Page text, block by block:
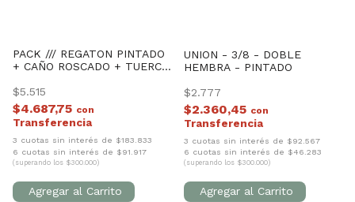
PACK /// REGATON PINTADO
+ CAÑO ROSCADO + TUERCA
$5.515
$4.687,75 con
3 cuotas sin interés de $183.833
6 cuotas sin interés de $91.917
(superando los $300.000)
UNION - 3/8 - DOBLE
HEMBRA - PINTADO
$2.777
$2.360,45 con
3 cuotas sin interés de $92.567
6 cuotas sin interés de $46.283
(superando los $300.000)